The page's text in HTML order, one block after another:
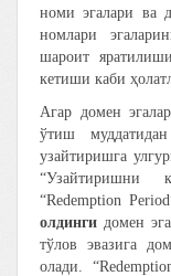
номи эгалари ва
номлари
шароит
кетиши каби
Агар домен
ўтиш
узайтиришга
“Узайтиришни
“Redemption
олдинги домен
тўлов эвазига
олади.